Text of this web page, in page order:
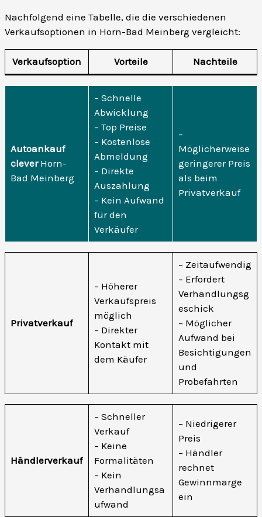
Nachfolgend eine Tabelle, die die verschiedenen
Verkaufsoptionen in Horn-Bad Meinberg vergleicht:
Verkaufsoption Vorteile Nachteile
Autoankauf
cleverHorn-
Bad Meinberg
– Schnelle
Abwicklung
– Top Preise
– Kostenlose
Abmeldung
– Direkte
Auszahlung
– Kein Aufwand
für den
Verkäufer
–
Möglicherweise
geringerer Preis
als beim
Privatverkauf
Privatverkauf
– Höherer
Verkaufspreis
möglich
– Direkter
Kontakt mit
dem Käufer
– Zeitaufwendig
– Erfordert
Verhandlungsg
eschick
– Möglicher
Aufwand bei
Besichtigungen
und
Probefahrten
Händlerverkauf
– Schneller
Verkauf
– Keine
Formalitäten
– Kein
Verhandlungsa
ufwand
– Niedrigerer
Preis
– Händler
rechnet
Gewinnmarge
ein